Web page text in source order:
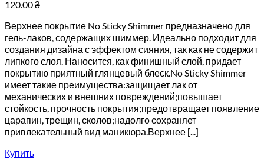
120.00₴
Верхнее покрытие No Sticky Shimmer предназначено для
гель-лаков, содержащих шиммер. Идеально подходит для
создания дизайна с эффектом сияния, так как не содержит
липкого слоя. Наносится, как финишный слой, придает
покрытию приятный глянцевый блеск.No Sticky Shimmer
имеет такие преимущества:защищает лак от
механических и внешних повреждений;повышает
стойкость, прочность покрытия;предотвращает появление
царапин, трещин, сколов;надолго сохраняет
привлекательный вид маникюра.Верхнее [...]
Купить